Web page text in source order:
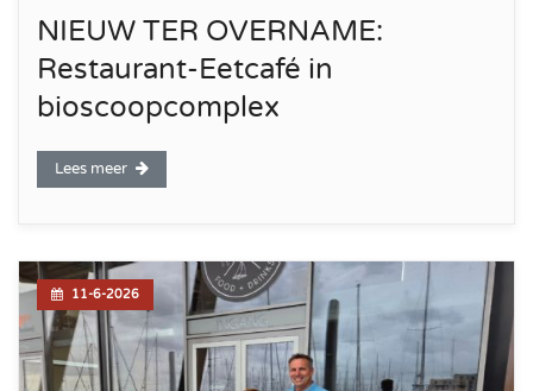
NIEUW TER OVERNAME:
Restaurant-Eetcafé in
bioscoopcomplex
Lees meer
11-6-2026